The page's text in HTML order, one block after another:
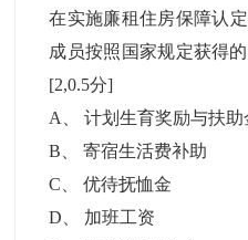
在实施廉租住房保障认
成员按照国家规定获得
[2,0.5分]
A
、计划生育奖励与扶助
B 、寄宿生活费补助
C 、优待抚恤金
D
加班工资